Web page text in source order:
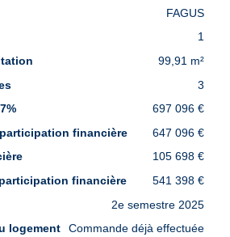
FAGUS
1
99,91 m²
3
697 096 €
647 096 €
105 698 €
541 398 €
2e semestre 2025
Commande déjà effectuée